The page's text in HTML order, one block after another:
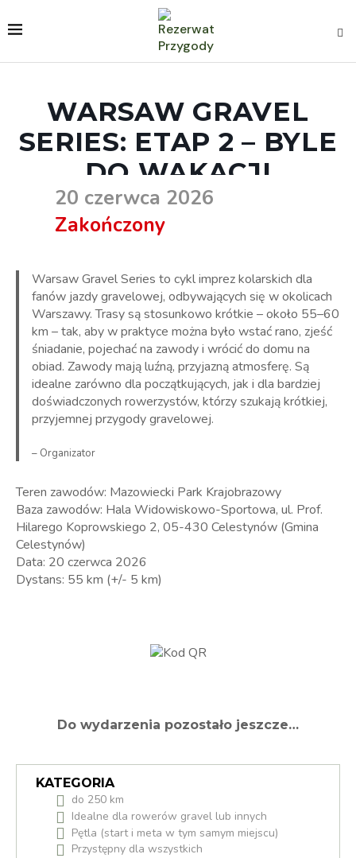
WARSAW GRAVEL
SERIES: ETAP 2 – BYLE
DO WAKACJI
20 czerwca 2026
Zakończony
Warsaw Gravel Series to cykl imprez kolarskich dla
fanów jazdy gravelowej, odbywających się w okolicach
Warszawy. Trasy są stosunkowo krótkie – około 55–60
km – tak, aby w praktyce można było wstać rano, zjeść
śniadanie, pojechać na zawody i wrócić do domu na
obiad. Zawody mają luźną, przyjazną atmosferę. Są
idealne zarówno dla początkujących, jak i dla bardziej
doświadczonych rowerzystów, którzy szukają krótkiej,
przyjemnej przygody gravelowej.
– Organizator
Teren zawodów: Mazowiecki Park Krajobrazowy
Baza zawodów: Hala Widowiskowo-Sportowa, ul. Prof.
Hilarego Koprowskiego 2, 05-430 Celestynów (Gmina
Celestynów)
Data: 20 czerwca 2026
Dystans: 55 km (+/- 5 km)
Do wydarzenia pozostało jeszcze…
KATEGORIA
do 250 km
Idealne dla rowerów gravel lub innych
Pętla (start i meta w tym samym miejscu)
Przystępny dla wszystkich